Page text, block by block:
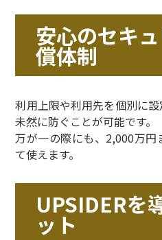
安心のセキ
償体制
利用上限や利用先を個別に
未然に防ぐことが可能です。
万が一の際にも、2,000万
て使えます。
UPSIDERを
ット